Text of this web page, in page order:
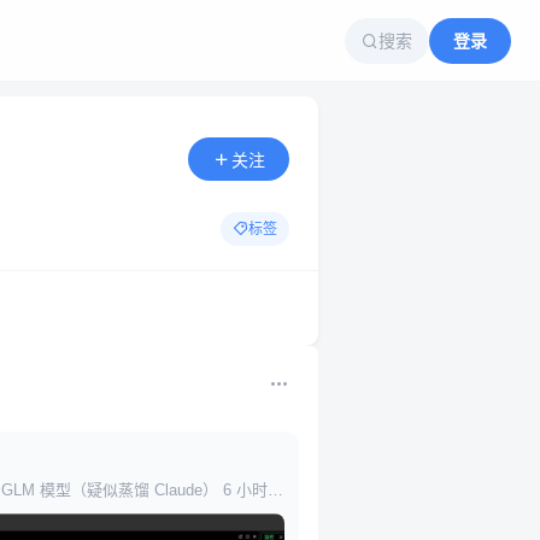
搜索 登录
关注
标签
模型（疑似蒸馏 Claude） 6 小时到
去做迁移数据等～无公网 IP，启动之